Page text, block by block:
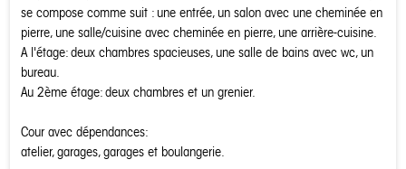
se compose comme suit : une entrée, un salon avec une cheminée en
pierre, une salle/cuisine avec cheminée en pierre, une arrière-cuisine.
A l'étage: deux chambres spacieuses, une salle de bains avec wc, un
bureau.
Au 2ème étage: deux chambres et un grenier.
Cour avec dépendances:
atelier, garages, garages et boulangerie.